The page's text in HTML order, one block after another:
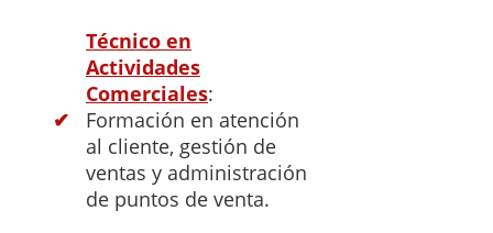
Técnico en
Actividades
Comerciales:
Formación en atención
al cliente, gestión de
ventas y administración
de puntos de venta.